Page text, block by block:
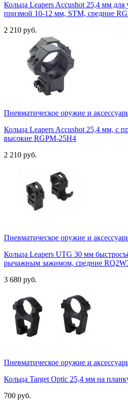
Кольца Leapers Accushot 25,4 мм для
призмой 10-12 мм, STM, средние
2 210 руб.
Пневматическое оружие и
Кольца Leapers Accushot 25,4 мм, с
высокие RGPM-25H4
2 210 руб.
Пневматическое оружие и
Кольца Leapers UTG 30 мм
рычажным зажимом, средние
3 680 руб.
Пневматическое оружие и
Кольца Target Optic 25,4 мм на
700 руб.